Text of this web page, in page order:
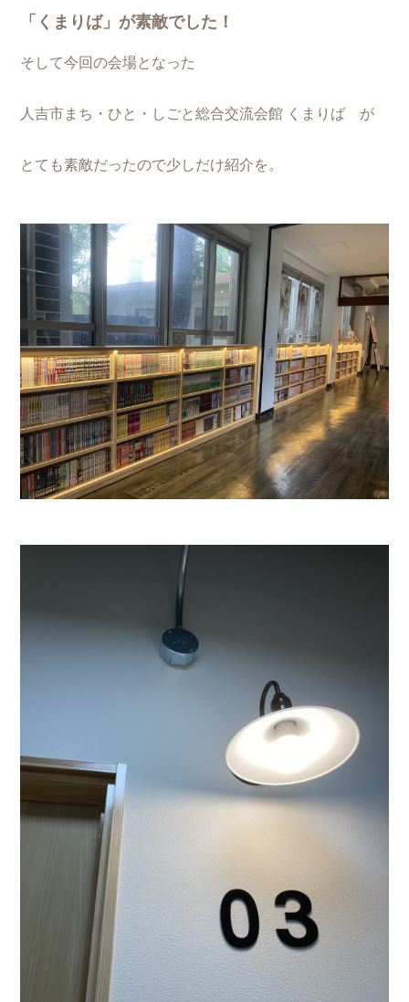
「くまりば」が素敵でした！
そして今回の会場となった
人吉市まち・ひと・しごと総合交流会館 くまりば が
とても素敵だったので少しだけ紹介を。